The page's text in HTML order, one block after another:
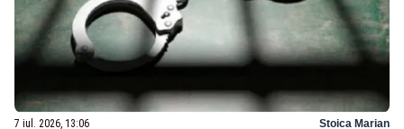
7 iul. 2026, 13:06 Stoica Marian